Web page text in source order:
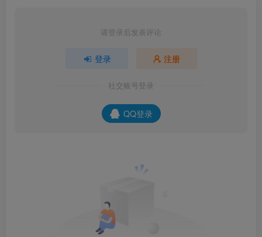
请登录后发表评论
登录 注册
社交账号登录
QQ登录